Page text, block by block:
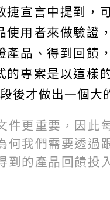
捷宣言中提到，
使用者來做驗證
產品、得到回饋
的專案是以這樣
後才做出一個大
件更重要，因此
何我們需要透過
到的產品回饋投